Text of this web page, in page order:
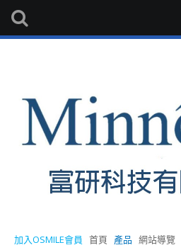
加入OSMILE會員 首頁 產品 網站導覽